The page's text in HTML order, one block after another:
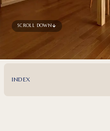
SCROLL DOWN
INDEX